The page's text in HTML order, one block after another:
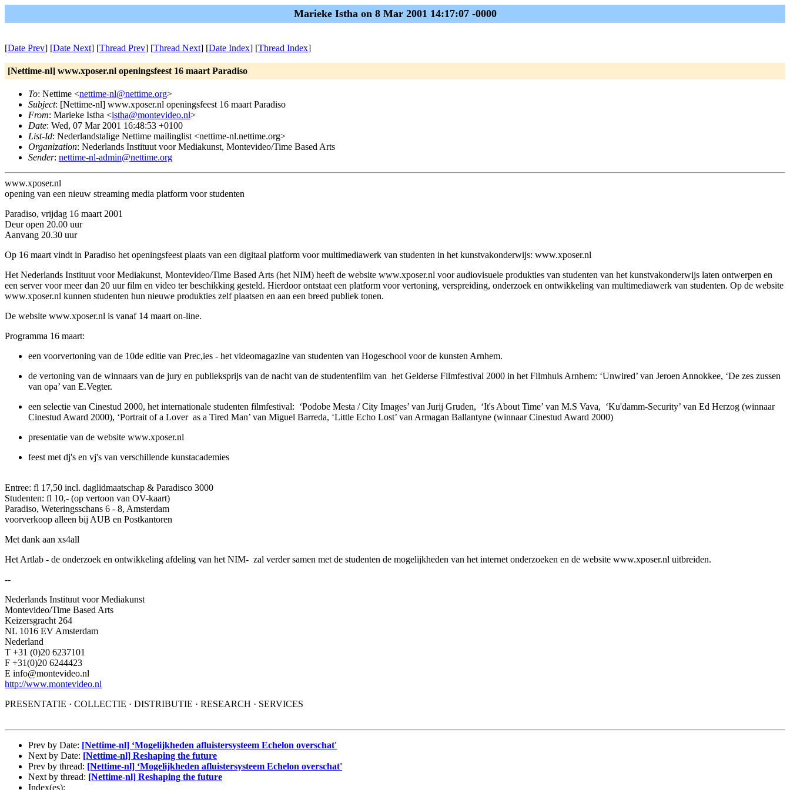
Marieke Istha on 8 Mar 2001 14:17:07 -0000
[Date Prev] [Date Next] [Thread Prev] [Thread Next] [Date Index] [Thread Index]
[Nettime-nl] www.xposer.nl openingsfeest 16 maart Paradiso
To: Nettime <nettime-nl@nettime.org>
Subject: [Nettime-nl] www.xposer.nl openingsfeest 16 maart Paradiso
From: Marieke Istha <istha@montevideo.nl>
Date: Wed, 07 Mar 2001 16:48:53 +0100
List-Id: Nederlandstalige Nettime mailinglist <nettime-nl.nettime.org>
Organization: Nederlands Instituut voor Mediakunst, Montevideo/Time Based Arts
Sender: nettime-nl-admin@nettime.org
www.xposer.nl
opening van een nieuw streaming media platform voor studenten
Paradiso, vrijdag 16 maart 2001
Deur open 20.00 uur
Aanvang 20.30 uur
Op 16 maart vindt in Paradiso het openingsfeest plaats van een digitaal platform voor multimediawerk van studenten in het kunstvakonderwijs: www.xposer.nl
Het Nederlands Instituut voor Mediakunst, Montevideo/Time Based Arts (het NIM) heeft de website www.xposer.nl voor audiovisuele produkties van studenten van het kunstvakonderwijs laten ontwerpen en
een server voor meer dan 20 uur film en video ter beschikking gesteld. Hierdoor ontstaat een platform voor vertoning, verspreiding, onderzoek en ontwikkeling van multimediawerk van studenten. Op de website
www.xposer.nl kunnen studenten hun nieuwe produkties zelf plaatsen en aan een breed publiek tonen.
De website www.xposer.nl is vanaf 14 maart on-line.
Programma 16 maart:
een voorvertoning van de 10de editie van Prec,ies - het videomagazine van studenten van Hogeschool voor de kunsten Arnhem.
de vertoning van de winnaars van de jury en publieksprijs van de nacht van de studentenfilm van het Gelderse Filmfestival 2000 in het Filmhuis Arnhem: ‘Unwired’ van Jeroen Annokkee, ‘De zes zussen
van opa’ van E.Vegter.
een selectie van Cinestud 2000, het internationale studenten filmfestival: ‘Podobe Mesta / City Images’ van Jurij Gruden, ‘It's About Time’ van M.S Vava, ‘Ku'damm-Security’ van Ed Herzog (winnaar
Cinestud Award 2000), ‘Portrait of a Lover as a Tired Man’ van Miguel Barreda, ‘Little Echo Lost’ van Armagan Ballantyne (winnaar Cinestud Award 2000)
presentatie van de website www.xposer.nl
feest met dj's en vj's van verschillende kunstacademies
Entree: fl 17,50 incl. daglidmaatschap & Paradisco 3000
Studenten: fl 10,- (op vertoon van OV-kaart)
Paradiso, Weteringsschans 6 - 8, Amsterdam
voorverkoop alleen bij AUB en Postkantoren
Met dank aan xs4all
Het Artlab - de onderzoek en ontwikkeling afdeling van het NIM- zal verder samen met de studenten de mogelijkheden van het internet onderzoeken en de website www.xposer.nl uitbreiden.
--
Nederlands Instituut voor Mediakunst
Montevideo/Time Based Arts
Keizersgracht 264
NL 1016 EV Amsterdam
Nederland
T +31 (0)20 6237101
F +31(0)20 6244423
E info@montevideo.nl
http://www.montevideo.nl
PRESENTATIE · COLLECTIE · DISTRIBUTIE · RESEARCH · SERVICES
Prev by Date: [Nettime-nl] ‘Mogelijkheden afluistersysteem Echelon overschat'
Next by Date: [Nettime-nl] Reshaping the future
Prev by thread: [Nettime-nl] ‘Mogelijkheden afluistersysteem Echelon overschat'
Next by thread: [Nettime-nl] Reshaping the future
Index(es):